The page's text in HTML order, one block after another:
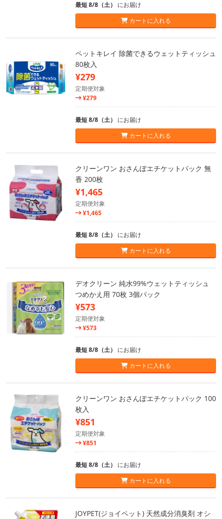
最短 8/8（土） にお届け
カートに入れる
ペットキレイ 除菌できるウェットティッシュ
80枚入
¥279
定期便対象
¥279
最短 8/8（土） にお届け
カートに入れる
クリーンワン おさんぽエチケットパック 無
香 200枚
¥1,465
定期便対象
¥1,465
最短 8/8（土） にお届け
カートに入れる
デオクリーン 純水99%ウェットティッシュ
つめかえ用 70枚 3個パック
¥573
定期便対象
¥573
最短 8/8（土） にお届け
カートに入れる
クリーンワン おさんぽエチケットパック 100
枚入
¥851
定期便対象
¥851
最短 8/8（土） にお届け
カートに入れる
JOYPET(ジョイペット) 天然成分消臭剤 オシ